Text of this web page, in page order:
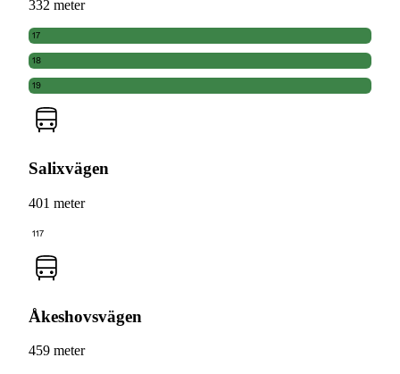
332 meter
17
18
19
Salixvägen
401 meter
117
Åkeshovsvägen
459 meter